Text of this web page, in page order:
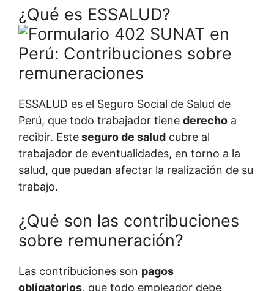
¿Qué es ESSALUD?
ESSALUD es el Seguro Social de Salud de
Perú, que todo trabajador tiene derecho a
recibir. Esteseguro de salud cubre al
trabajador de eventualidades, en torno a la
salud, que puedan afectar la realización de su
trabajo.
¿Qué son las contribuciones
sobre remuneración?
Las contribuciones son pagos
obligatorios, que todo empleador debe